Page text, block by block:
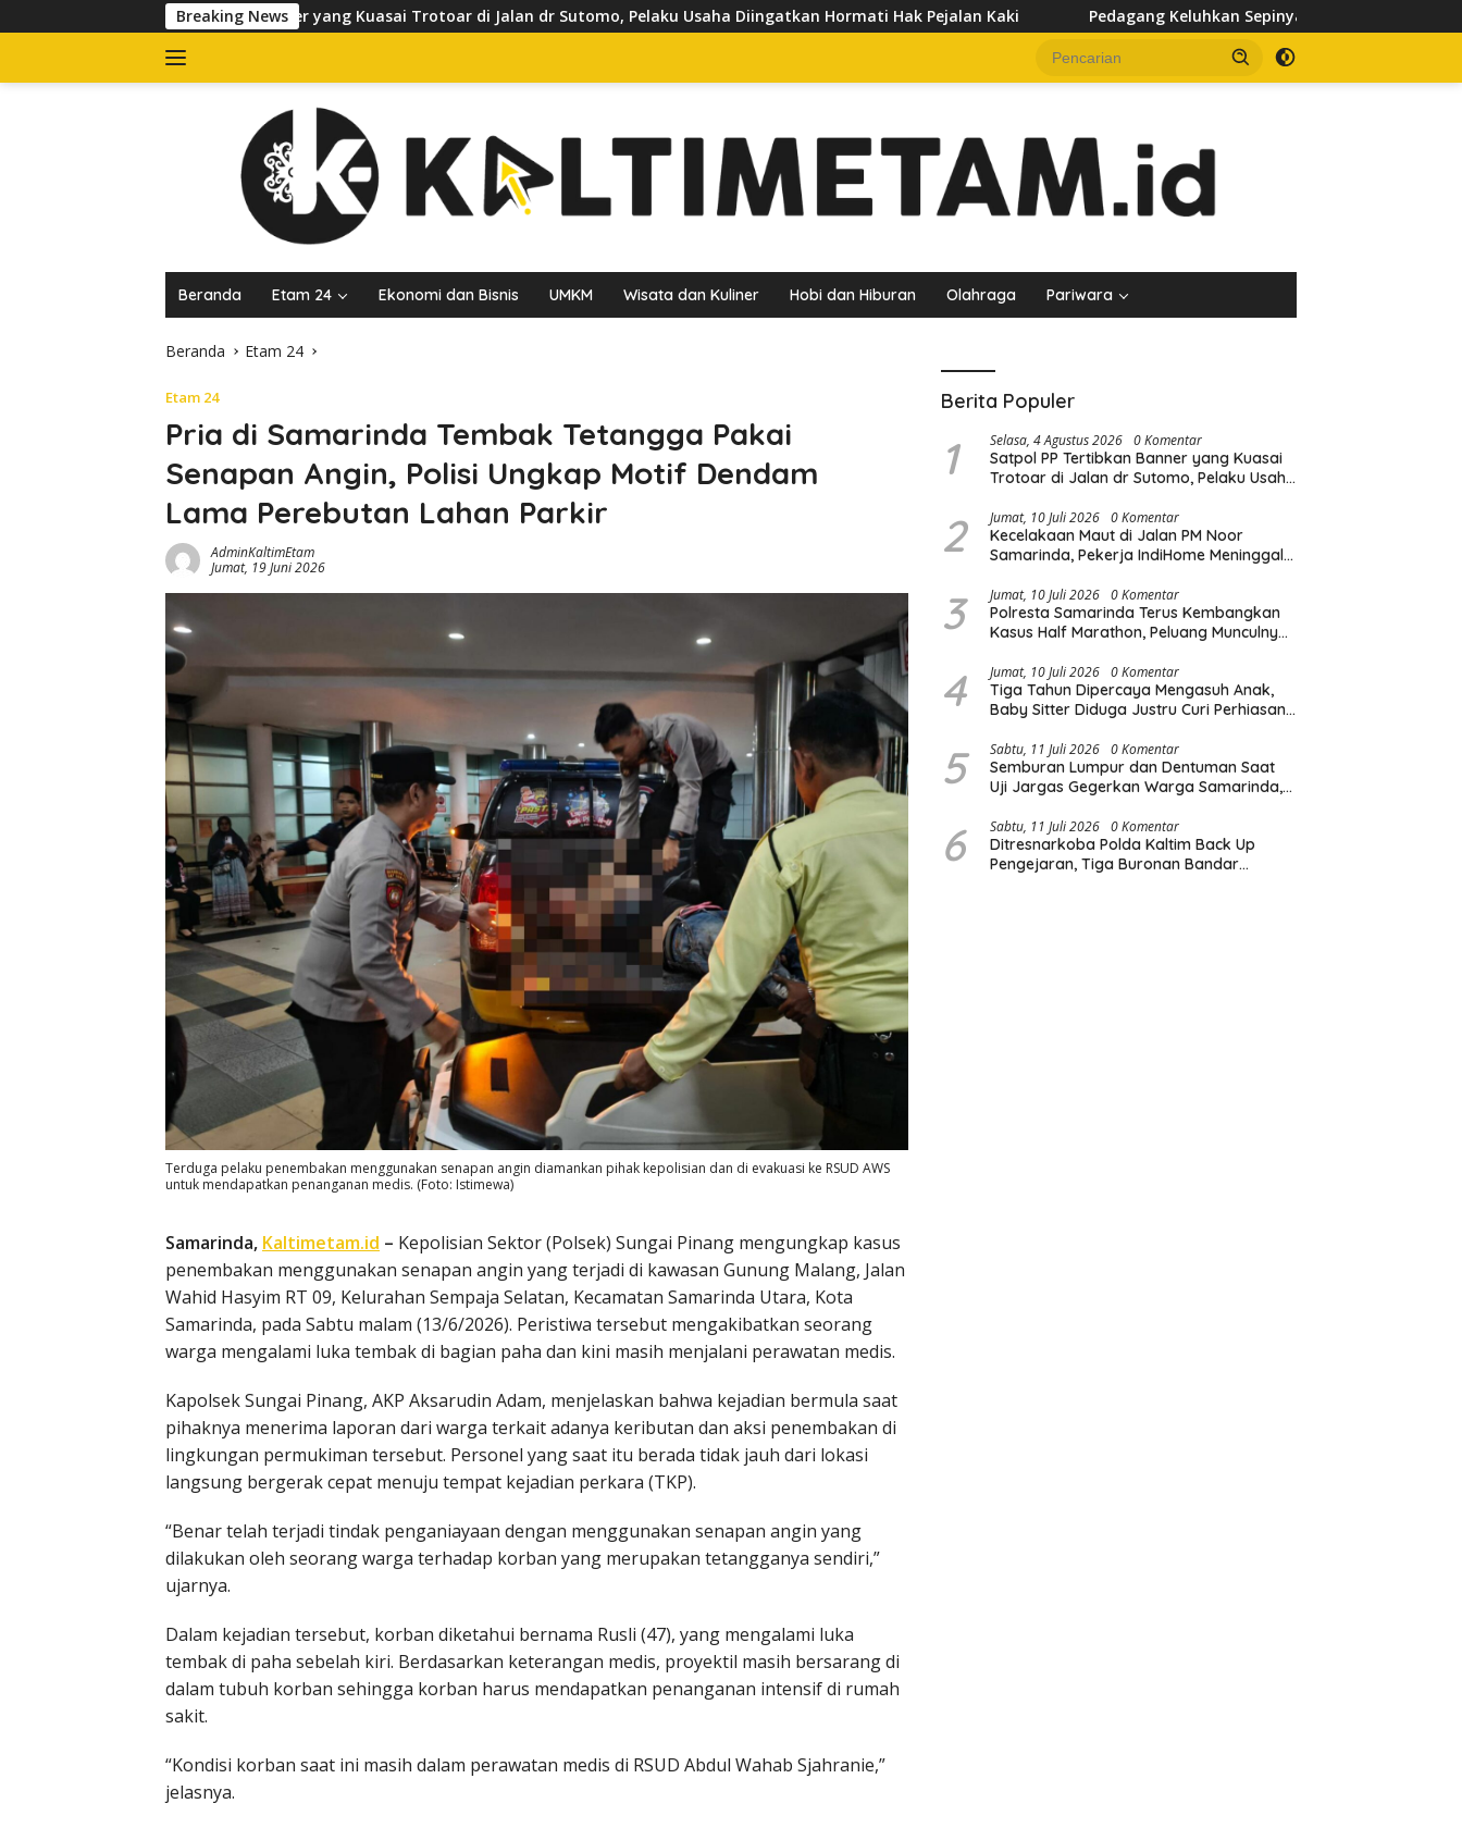
ke
Breaking News
Banner yang Kuasai Trotoar di Jalan dr Sutomo, Pelaku Usaha Diingatkan Hormati Hak Pejalan Kaki Pedagang Keluhkan Sepinya Pasar Pagi Samarinda, Minta Pemkot
Beranda Etam 24 Ekonomi dan Bisnis UMKM Wisata dan Kuliner Hobi dan Hiburan Olahraga Pariwara
Beranda Etam 24
Etam 24
Pria di Samarinda Tembak Tetangga Pakai
Senapan Angin, Polisi Ungkap Motif Dendam
Lama Perebutan Lahan Parkir
AdminKaltimEtam
Jumat, 19 Juni 2026
Terduga pelaku penembakan menggunakan senapan angin diamankan pihak kepolisian dan di evakuasi ke RSUD AWS
untuk mendapatkan penanganan medis. (Foto: Istimewa)
Samarinda, Kaltimetam.id – Kepolisian Sektor (Polsek) Sungai Pinang mengungkap kasus
penembakan menggunakan senapan angin yang terjadi di kawasan Gunung Malang, Jalan
Wahid Hasyim RT 09, Kelurahan Sempaja Selatan, Kecamatan Samarinda Utara, Kota
Samarinda, pada Sabtu malam (13/6/2026). Peristiwa tersebut mengakibatkan seorang
warga mengalami luka tembak di bagian paha dan kini masih menjalani perawatan medis.
Kapolsek Sungai Pinang, AKP Aksarudin Adam, menjelaskan bahwa kejadian bermula saat
pihaknya menerima laporan dari warga terkait adanya keributan dan aksi penembakan di
lingkungan permukiman tersebut. Personel yang saat itu berada tidak jauh dari lokasi
langsung bergerak cepat menuju tempat kejadian perkara (TKP).
“Benar telah terjadi tindak penganiayaan dengan menggunakan senapan angin yang
dilakukan oleh seorang warga terhadap korban yang merupakan tetangganya sendiri,”
ujarnya.
Dalam kejadian tersebut, korban diketahui bernama Rusli (47), yang mengalami luka
tembak di paha sebelah kiri. Berdasarkan keterangan medis, proyektil masih bersarang di
dalam tubuh korban sehingga korban harus mendapatkan penanganan intensif di rumah
sakit.
“Kondisi korban saat ini masih dalam perawatan medis di RSUD Abdul Wahab Sjahranie,”
jelasnya.
Berita Populer
1 Selasa, 4 Agustus 2026 0 Komentar
Satpol PP Tertibkan Banner yang Kuasai
Trotoar di Jalan dr Sutomo, Pelaku Usaha
2 Jumat, 10 Juli 2026 0 Komentar
Kecelakaan Maut di Jalan PM Noor
Samarinda, Pekerja IndiHome Meninggal
3 Jumat, 10 Juli 2026 0 Komentar
Polresta Samarinda Terus Kembangkan
Kasus Half Marathon, Peluang Munculnya
4 Jumat, 10 Juli 2026 0 Komentar
Tiga Tahun Dipercaya Mengasuh Anak,
Baby Sitter Diduga Justru Curi Perhiasan
5 Sabtu, 11 Juli 2026 0 Komentar
Semburan Lumpur dan Dentuman Saat
Uji Jargas Gegerkan Warga Samarinda,
6 Sabtu, 11 Juli 2026 0 Komentar
Ditresnarkoba Polda Kaltim Back Up
Pengejaran, Tiga Buronan Bandar